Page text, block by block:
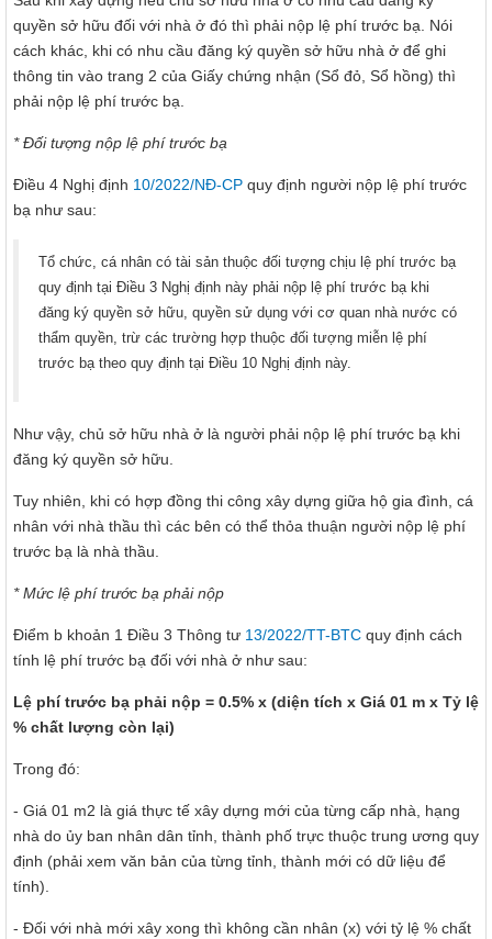
quyền sở hữu đối với nhà ở đó thì phải nộp lệ phí trước bạ. Nói
cách khác, khi có nhu cầu đăng ký quyền sở hữu nhà ở để ghi
thông tin vào trang 2 của Giấy chứng nhận (Sổ đỏ, Sổ hồng) thì
phải nộp lệ phí trước bạ.
* Đối tượng nộp lệ phí trước bạ
Điều 4 Nghị định 10/2022/NĐ-CP quy định người nộp lệ phí trước
bạ như sau:
Tổ chức, cá nhân có tài sản thuộc đối tượng chịu lệ phí trước bạ
quy định tại Điều 3 Nghị định này phải nộp lệ phí trước bạ khi
đăng ký quyền sở hữu, quyền sử dụng với cơ quan nhà nước có
thẩm quyền, trừ các trường hợp thuộc đối tượng miễn lệ phí
trước bạ theo quy định tại Điều 10 Nghị định này.
Như vậy, chủ sở hữu nhà ở là người phải nộp lệ phí trước bạ khi
đăng ký quyền sở hữu.
Tuy nhiên, khi có hợp đồng thi công xây dựng giữa hộ gia đình, cá
nhân với nhà thầu thì các bên có thể thỏa thuận người nộp lệ phí
trước bạ là nhà thầu.
* Mức lệ phí trước bạ phải nộp
Điểm b khoản 1 Điều 3 Thông tư 13/2022/TT-BTC quy định cách
tính lệ phí trước bạ đối với nhà ở như sau:
Lệ phí trước bạ phải nộp = 0.5% x (diện tích x Giá 01 m x Tỷ lệ
% chất lượng còn lại)
Trong đó:
- Giá 01 m2 là giá thực tế xây dựng mới của từng cấp nhà, hạng
nhà do ủy ban nhân dân tỉnh, thành phố trực thuộc trung ương quy
định (phải xem văn bản của từng tỉnh, thành mới có dữ liệu để
tính).
- Đối với nhà mới xây xong thì không cần nhân (x) với tỷ lệ % chất